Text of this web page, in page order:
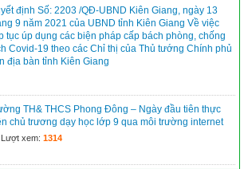
định Số: 2203 /QĐ-UBND Kiên Giang, ngày 13
9 năm 2021 của UBND tỉnh Kiên Giang Về việc
tục úp dụng các biện pháp cấp bách phòng, chống
Covid-19 theo các Chỉ thị của Thủ tướng Chính phủ
địa bàn tỉnh Kiên Giang
TH& THCS Phong Đông – Ngày đầu tiên thực
chủ trương dạy học lớp 9 qua môi trường internet
Lượt xem: 1314